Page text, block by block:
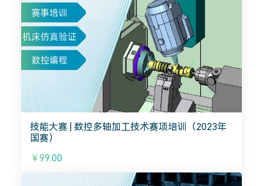
技能大赛 | 数控多轴加工技术赛项培训（2023年
国赛）
￥99.00